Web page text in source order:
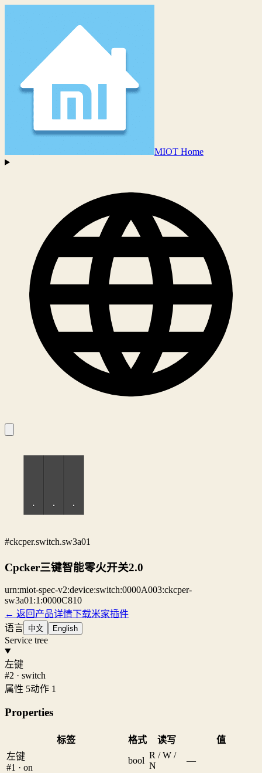
MIOT Home
#ckcper.switch.sw3a01
Cpcker三键智能零火开关2.0
urn:miot-spec-v2:device:switch:0000A003:ckcper-
sw3a01:1:0000C810
← 返回产品详情下载米家插件
语言 中文 English
Service tree
左键
#2 · switch
属性 5动作 1
Properties
标签 格式 读写
值
左键
#1 · on
bool
R / W /
N
—